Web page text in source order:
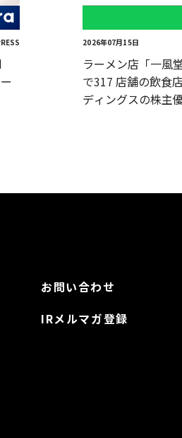
2026年07月15日
ラーメン店「一風
で317 店舗の飲食
ディングスの株主
お問い合わせ
IRメルマガ登録